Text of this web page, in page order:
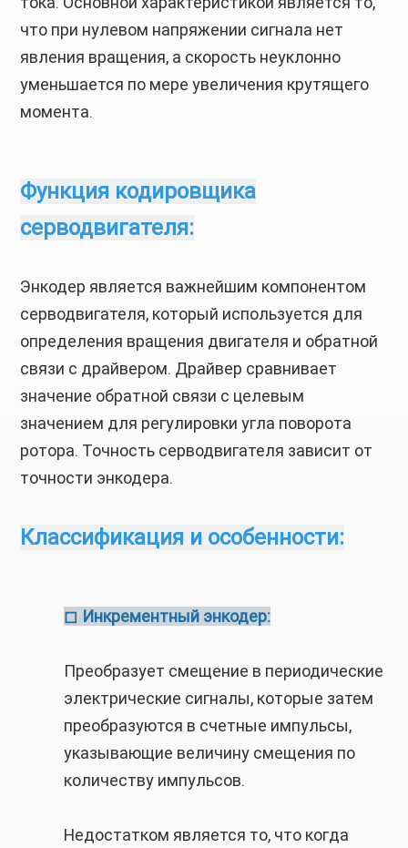
что при нулевом напряжении сигнала нет
явления вращения, а скорость неуклонно
уменьшается по мере увеличения крутящего
момента.
Функция кодировщика
серводвигателя:
Энкодер является важнейшим компонентом
серводвигателя, который используется для
определения вращения двигателя и обратной
связи с драйвером. Драйвер сравнивает
значение обратной связи с целевым
значением для регулировки угла поворота
ротора. Точность серводвигателя зависит от
точности энкодера.
Классификация и особенности:
◻ Инкрементный энкодер:
Преобразует смещение в периодические
электрические сигналы, которые затем
преобразуются в счетные импульсы,
указывающие величину смещения по
количеству импульсов.
Недостатком является то, что когда